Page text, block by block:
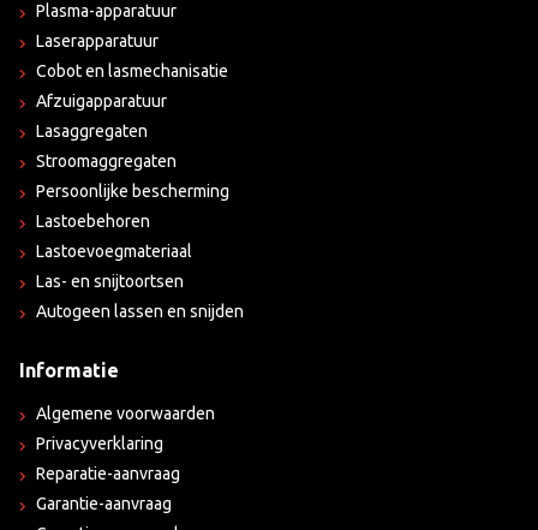
Plasma-apparatuur
Laserapparatuur
Cobot en lasmechanisatie
Afzuigapparatuur
Lasaggregaten
Stroomaggregaten
Persoonlijke bescherming
Lastoebehoren
Lastoevoegmateriaal
Las- en snijtoortsen
Autogeen lassen en snijden
Informatie
Algemene voorwaarden
Privacyverklaring
Reparatie-aanvraag
Garantie-aanvraag